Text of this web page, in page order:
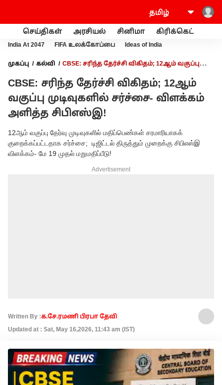
செய்திகள் அரசியல் சினிமா கிரிக்கெட்
India At 2047 FIFA உலக்கோப்பை Ideas of India
முகப்பு கல்வி
CBSE: சரிந்த தேர்ச்சி விகிதம்; 12ஆம் வகுப்பு
CBSE: சரிந்த தேர்ச்சி விகிதம்; 12ஆம்
வகுப்பு முடிவுகளில் சர்ச்சை- விளக்கம்
அளித்த சிபிஎஸ்இ!
12ஆம் வகுப்பு தேர்வு முடிவுகளில் மதிப்பெண்கள் சரமாரியாகக்
குறைக்கப்பட்டதாக சர்ச்சை; டிஜிட்டல் திருத்தும் முறைக்கு சிபிஎஸ்இ
விளக்கம்- மே 19 முதல் மறுமதிப்பீடு!
Advertisement
Written By :க.சே.ரமணி பிரபா தேவி
Updated at : Sat, May 16,2026, 11:43 am (IST)